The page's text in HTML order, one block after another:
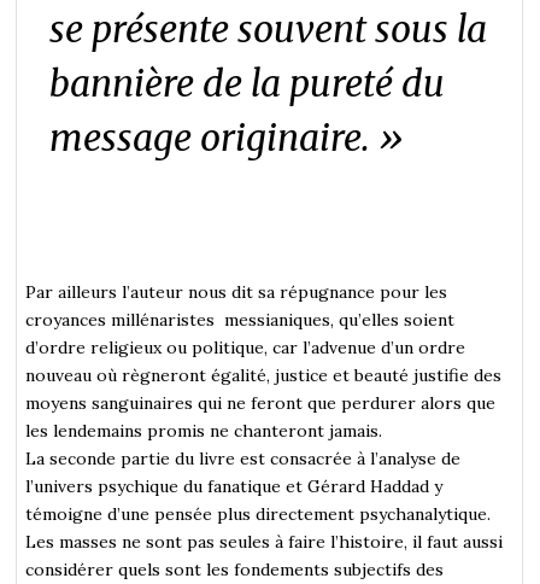
se présente souvent sous la
bannière de la pureté du
message originaire. »
Par ailleurs l’auteur nous dit sa répugnance pour les
croyances millénaristes messianiques, qu’elles soient
d’ordre religieux ou politique, car l’advenue d’un ordre
nouveau où règneront égalité, justice et beauté justifie des
moyens sanguinaires qui ne feront que perdurer alors que
les lendemains promis ne chanteront jamais.
La seconde partie du livre est consacrée à l’analyse de
l’univers psychique du fanatique et Gérard Haddad y
témoigne d’une pensée plus directement psychanalytique.
Les masses ne sont pas seules à faire l’histoire, il faut aussi
considérer quels sont les fondements subjectifs des